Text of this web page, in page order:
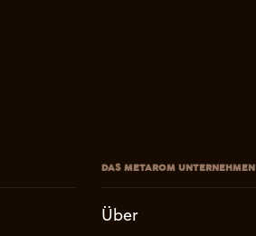
DAS METAROM UNTERNEHMEN
Über